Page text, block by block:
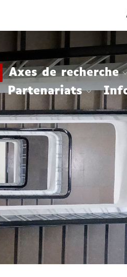
Axes de recherche
Partenariats